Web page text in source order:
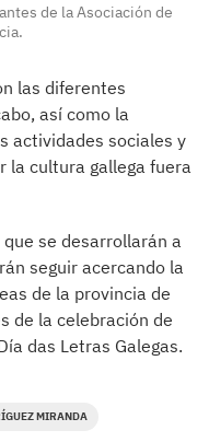
de la Asociación de
las diferentes
así como la
actividades sociales y
la cultura gallega fuera
se desarrollarán a
seguir acercando la
de la provincia de
de la celebración de
das Letras Galegas.
MIRANDA